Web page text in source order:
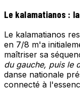
Le kalamatianos :
Le kalamatianos
en 7/8 m'a
maîtriser sa
du gauche, puis le
danse nationale
connecté à